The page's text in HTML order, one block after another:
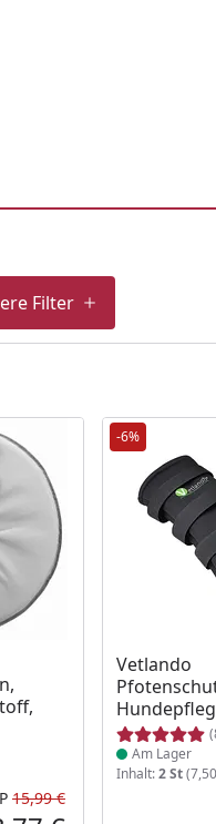
Filter
Rabatt in Prozent
Ursprünglicher
15,99 €
-6%
Vetlando
Produkt am
Am Lager
Inhalt:2 St